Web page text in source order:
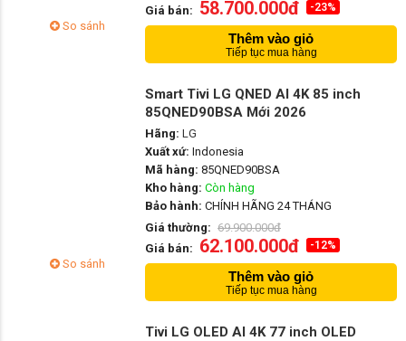
So sánh
Giá bán: 58.700.000đ -23%
Thêm vào giỏ
Tiếp tục mua hàng
So sánh
Smart Tivi LG QNED AI 4K 85 inch
85QNED90BSA Mới 2026
Hãng: LG
Xuất xứ: Indonesia
Mã hàng: 85QNED90BSA
Kho hàng: Còn hàng
Bảo hành: CHÍNH HÃNG 24 THÁNG
Giá thường: 69.900.000đ
Giá bán: 62.100.000đ -12%
Thêm vào giỏ
Tiếp tục mua hàng
Tivi LG OLED AI 4K 77 inch OLED